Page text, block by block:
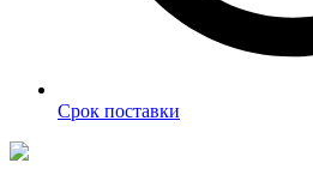
Срок поставки